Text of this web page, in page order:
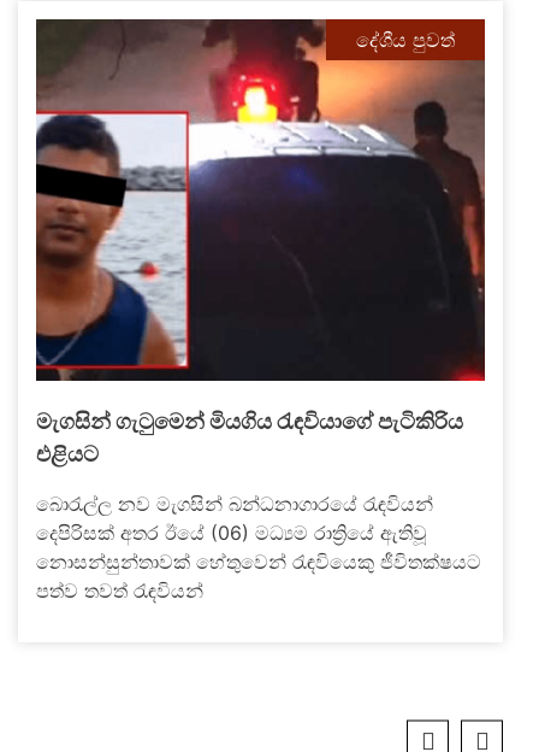
දේශීය පුවත්
මැගසින් ගැටුමෙන් මියගිය රැඳවියාගේ පැටිකිරිය
එළියට
බොරැල්ල නව මැගසින් බන්ධනාගාරයේ රැඳවියන්
දෙපිරිසක් අතර ඊයේ (06) මධ්‍යම රාත්‍රියේ ඇතිවූ
නොසන්සුන්තාවක් හේතුවෙන් රැඳවියෙකු ජීවිතක්ෂයට
පත්ව තවත් රැඳවියන්